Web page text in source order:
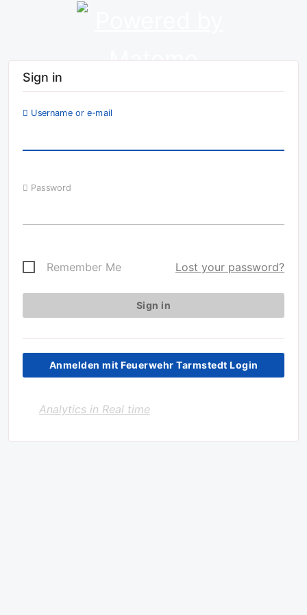
Sign in
Username or e-mail
Password
Remember Me Lost your password?
Anmelden mit Feuerwehr Tarmstedt Login
Analytics in Real time